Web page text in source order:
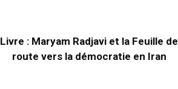
Livre : Maryam Radjavi et la Feuille de
route vers la démocratie en Iran